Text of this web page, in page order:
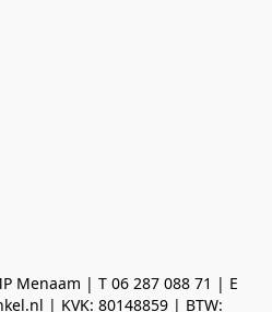
Menaam | T 06 287 088 71 | E
| KVK: 80148859 | BTW: